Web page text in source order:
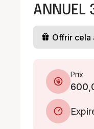
ANNUEL
Offrir cela
Prix